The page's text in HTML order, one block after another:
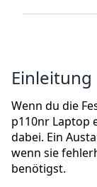
Einleitung
Wenn du die
p110nr Laptop
dabei. Ein
wenn sie
benötigst.